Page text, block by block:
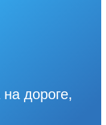
дороге,